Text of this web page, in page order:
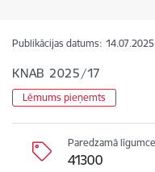
Publikācijas datums:
KNAB 2025/17
Lēmums pieņemts
Paredzamā
41300